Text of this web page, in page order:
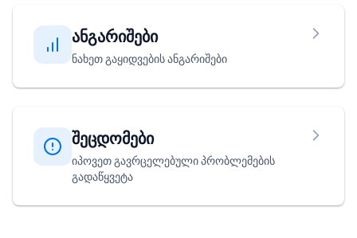
ანგარიშები
ნახეთ გაყიდვების ანგარიშები
შეცდომები
იპოვეთ გავრცელებული პრობლემების
გადაწყვეტა